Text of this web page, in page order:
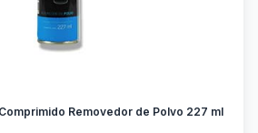
Removedor de Polvo 227 ml